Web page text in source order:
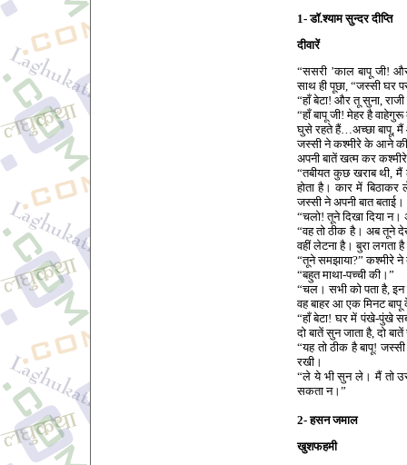
1- डॉ.श्याम सुन्दर दीप्ति
दीवारें
“ससरी ’काल बापू जी!
साथ ही पूछा, “जस्सी घर
“हाँ बेटा! और तू सुना,
“हाँ बापू जी! मेहर है
घुसे रहते हैं…अच्छा बापू,
जस्सी ने कश्मीरे के आने
अपनी बातें खत्म कर
“तबीयत कुछ खराब थी, मैं
होता है। कार में बिठाकर
जस्सी ने अपनी बात बताई।
“चलो! तूने दिखा दिया न।
“वह तो ठीक है। अब तूने
वहीं लेटना है। बुरा लगता
“तूने समझाया?” कश्मीरे
“बहुत माथा-पच्ची की।”
“चल। सभी को पता है,
वह बाहर आ एक मिनट बापू
“हाँ बेटा! घर में पंखे-पुंखे
दो बातें सुन जाता है, दो
“यह तो ठीक है बापू!
रखी।
“ले ये भी सुन ले। मैं तो
सकता न।”
2- हसन जमाल
खुशफहमी